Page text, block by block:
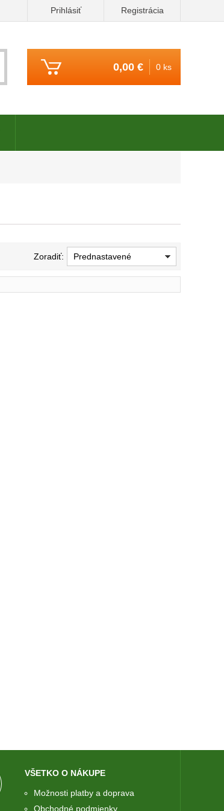
Prihlásiť Registrácia
0,00 € 0 ks
Zoradiť: Prednastavené
VŠETKO O NÁKUPE
Možnosti platby a doprava
Obchodné podmienky